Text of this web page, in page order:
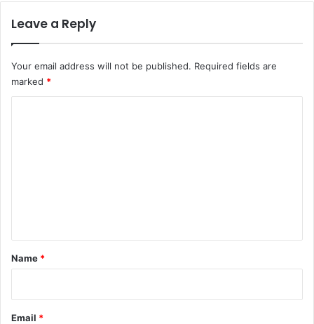
Leave a Reply
Your email address will not be published. Required fields are
marked *
*
Name *
Email *